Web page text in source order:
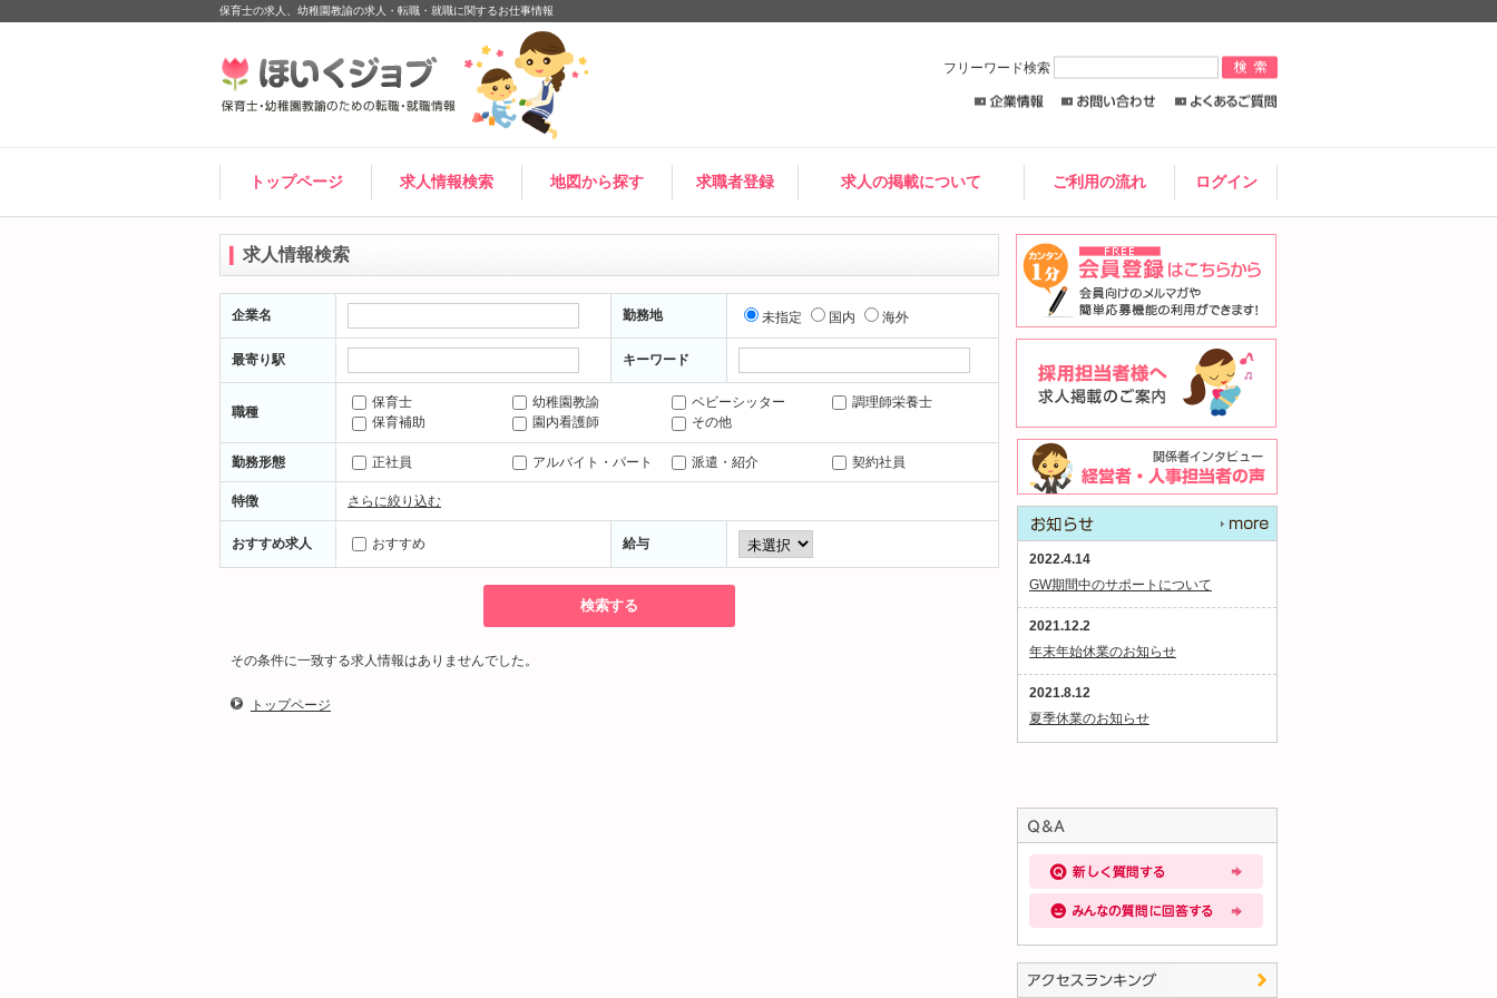
保育士の求人、幼稚園教諭の求人・転職・就職に関するお仕事情報
フリーワード検索
トップページ 求人情報検索 地図から探す 求職者登録 求人の掲載について ご利用の流れ ログイン
求人情報検索
企業名 勤務地 未指定 国内 海外
最寄り駅 キーワード
職種
保育士 幼稚園教諭 ベビーシッター
調理師栄養士
保育補助
園内看護師 その他
勤務形態 正社員 アルバイト・パート 派遣・紹介 契約社員
特徴 さらに絞り込む
おすすめ求人 おすすめ 給与
その条件に一致する求人情報はありませんでした。
トップページ
2022.4.14
GW期間中のサポートについて
2021.12.2
年末年始休業のお知らせ
2021.8.12
夏季休業のお知らせ